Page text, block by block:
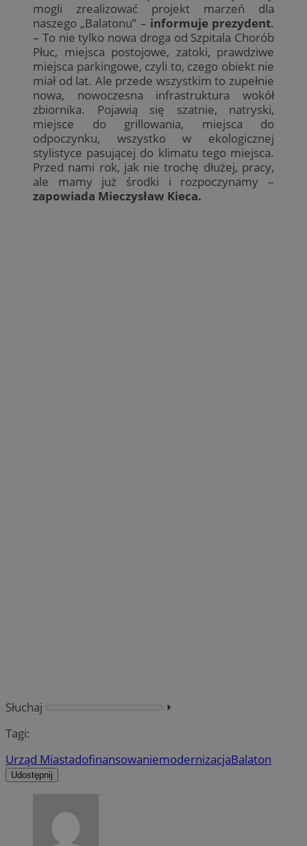
mogli zrealizować projekt marzeń dla
naszego „Balatonu” – informuje prezydent.
– To nie tylko nowa droga od Szpitala Chorób
Płuc, miejsca postojowe, zatoki, prawdziwe
miejsca parkingowe, czyli to, czego obiekt nie
miał od lat. Ale przede wszystkim to zupełnie
nowa, nowoczesna infrastruktura wokół
zbiornika. Pojawią się szatnie, natryski,
miejsce do grillowania, miejsca do
odpoczynku, wszystko w ekologicznej
stylistyce pasującej do klimatu tego miejsca.
Przed nami rok, jak nie trochę dłużej, pracy,
ale mamy już środki i rozpoczynamy –
zapowiada Mieczysław Kieca.
Słuchaj
⏵︎
Tagi:
Urząd MiastadofinansowaniemodernizacjaBalaton
Udostępnij